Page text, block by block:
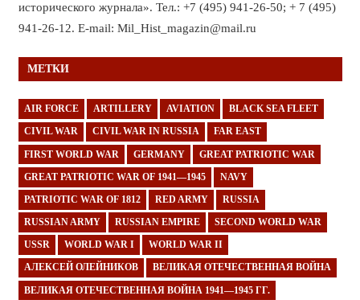
исторического журнала». Тел.: +7 (495) 941-26-50; + 7 (495)
941-26-12. E-mail: Mil_Hist_magazin@mail.ru
МЕТКИ
AIR FORCE ARTILLERY AVIATION BLACK SEA FLEET
CIVIL WAR CIVIL WAR IN RUSSIA FAR EAST
FIRST WORLD WAR GERMANY GREAT PATRIOTIC WAR
GREAT PATRIOTIC WAR OF 1941—1945 NAVY
PATRIOTIC WAR OF 1812 RED ARMY RUSSIA
RUSSIAN ARMY RUSSIAN EMPIRE SECOND WORLD WAR
USSR WORLD WAR I WORLD WAR II
АЛЕКСЕЙ ОЛЕЙНИКОВ ВЕЛИКАЯ ОТЕЧЕСТВЕННАЯ ВОЙНА
ВЕЛИКАЯ ОТЕЧЕСТВЕННАЯ ВОЙНА 1941—1945 ГГ.